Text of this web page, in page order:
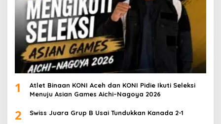
1
Atlet Binaan KONI Aceh dan KONI Pidie Ikuti Seleksi
Menuju Asian Games Aichi–Nagoya 2026
2 Swiss Juara Grup B Usai Tundukkan Kanada 2-1